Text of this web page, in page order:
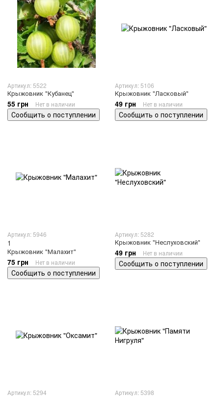
Артикул: 5522
Крыжовник "Кубанец"
55 грн Нет в наличии
Сообщить о поступлении
Артикул: 5106
Крыжовник "Ласковый"
49 грн Нет в наличии
Сообщить о поступлении
Артикул: 5946
1
Крыжовник "Малахит"
75 грн Нет в наличии
Сообщить о поступлении
Артикул: 5282
Крыжовник "Неслуховский"
49 грн Нет в наличии
Сообщить о поступлении
Артикул: 5294 Артикул: 5398